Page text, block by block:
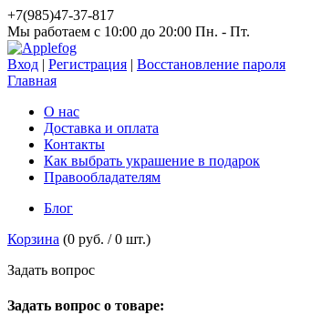
+7(985)47-37-817
Мы работаем c 10:00 до 20:00 Пн. - Пт.
Вход | Регистрация | Восстановление пароля
Главная
О нас
Доставка и оплата
Контакты
Как выбрать украшение в подарок
Правообладателям
Блог
Корзина (0 руб. /0 шт.)
Задать вопрос
Задать вопрос о товаре: